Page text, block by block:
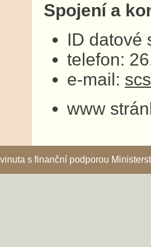
Spojení a
ID datové
telefon:
e-mail:
www
s finanční podporou